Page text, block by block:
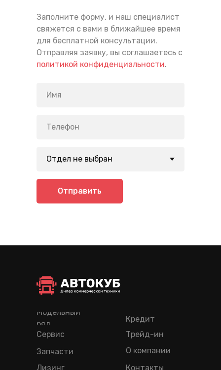
Заполните форму, и наш специалист
свяжется с вами в ближайшее время
для бесплатной консультации.
Отправляя заявку, вы соглашаетесь с
политикой конфиденциальности.
Отправить
Лизинг
Кредит
Трейд-ин
Модельный
ряд
Сервис
Запчасти
О компании
Контакты